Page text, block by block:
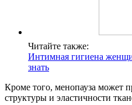
Читайте также:
Интимная гигиена
знать
Кроме того, менопауза может
структуры и эластичности